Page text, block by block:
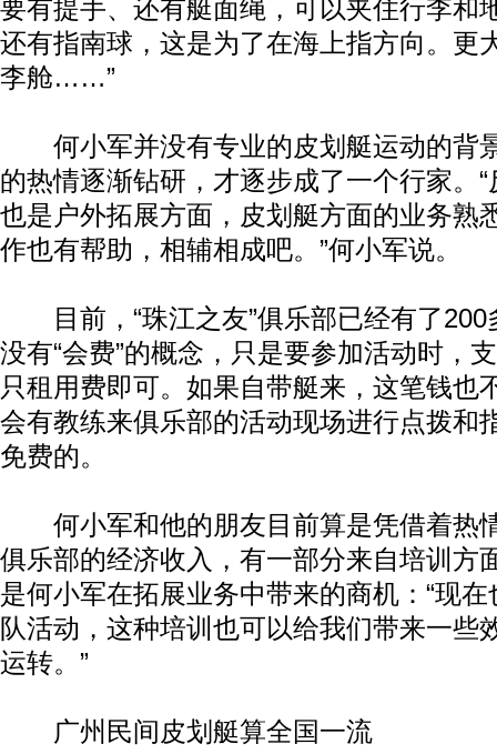
要有提手、还有艇面绳，可以夹住行李和
还有指南球，这是为了在海上指方向。更
李舱……”
何小军并没有专业的皮划艇运动的背
的热情逐渐钻研，才逐步成了一个行家。
也是户外拓展方面，皮划艇方面的业务熟
作也有帮助，相辅相成吧。”何小军说。
目前，“珠江之友”俱乐部已经有了200
没有“会费”的概念，只是要参加活动时，
只租用费即可。如果自带艇来，这笔钱也
会有教练来俱乐部的活动现场进行点拨和
免费的。
何小军和他的朋友目前算是凭借着热
俱乐部的经济收入，有一部分来自培训方
是何小军在拓展业务中带来的商机：“现
队活动，这种培训也可以给我们带来一些
运转。”
广州民间皮划艇算全国一流